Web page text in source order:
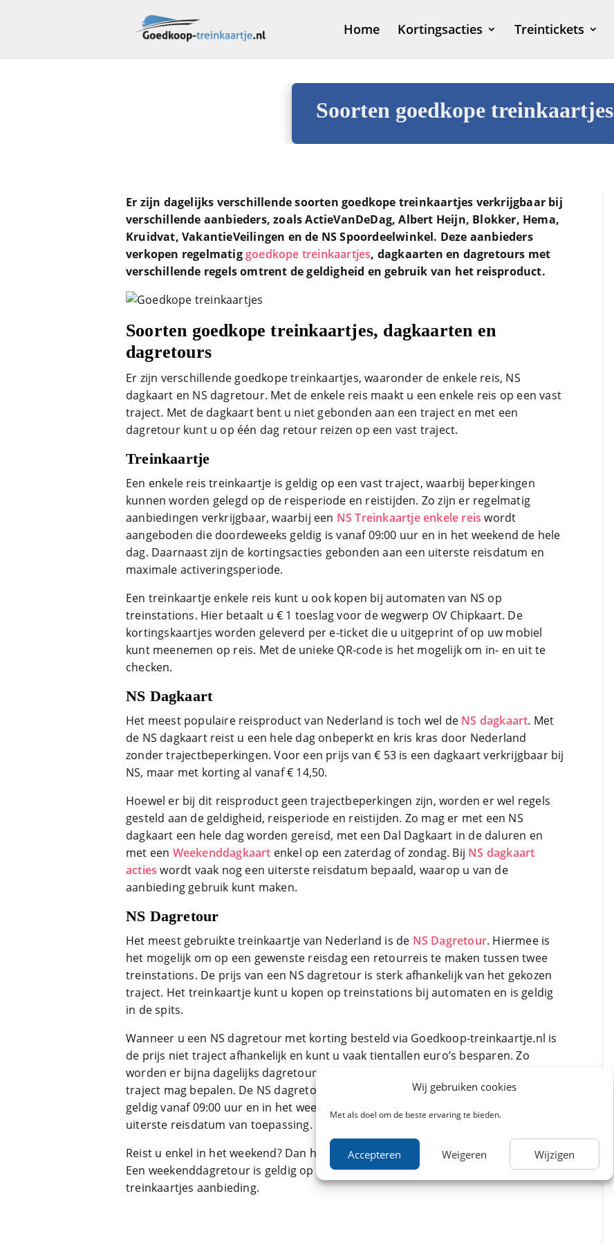
Wij gebruiken cookies
Met als doel om de beste ervaring te bieden.
Accepteren Weigeren Wijzigen
Home Kortingsacties Treintickets
Soorten goedkope treinkaartjes
Er zijn dagelijks verschillende soorten goedkope treinkaartjes verkrijgbaar bij
verschillende aanbieders, zoals ActieVanDeDag, Albert Heijn, Blokker, Hema,
Kruidvat, VakantieVeilingen en de NS Spoordeelwinkel. Deze aanbieders
verkopen regelmatig goedkope treinkaartjes, dagkaarten en dagretours met
verschillende regels omtrent de geldigheid en gebruik van het reisproduct.
Soorten goedkope treinkaartjes, dagkaarten en
dagretours
Er zijn verschillende goedkope treinkaartjes, waaronder de enkele reis, NS
dagkaart en NS dagretour. Met de enkele reis maakt u een enkele reis op een vast
traject. Met de dagkaart bent u niet gebonden aan een traject en met een
dagretour kunt u op één dag retour reizen op een vast traject.
Treinkaartje
Een enkele reis treinkaartje is geldig op een vast traject, waarbij beperkingen
kunnen worden gelegd op de reisperiode en reistijden. Zo zijn er regelmatig
aanbiedingen verkrijgbaar, waarbij een NS Treinkaartje enkele reis wordt
aangeboden die doordeweeks geldig is vanaf 09:00 uur en in het weekend de hele
dag. Daarnaast zijn de kortingsacties gebonden aan een uiterste reisdatum en
maximale activeringsperiode.
Een treinkaartje enkele reis kunt u ook kopen bij automaten van NS op
treinstations. Hier betaalt u € 1 toeslag voor de wegwerp OV Chipkaart. De
kortingskaartjes worden geleverd per e-ticket die u uitgeprint of op uw mobiel
kunt meenemen op reis. Met de unieke QR-code is het mogelijk om in- en uit te
checken.
NS Dagkaart
Het meest populaire reisproduct van Nederland is toch wel de NS dagkaart. Met
de NS dagkaart reist u een hele dag onbeperkt en kris kras door Nederland
zonder trajectbeperkingen. Voor een prijs van € 53 is een dagkaart verkrijgbaar bij
NS, maar met korting al vanaf € 14,50.
Hoewel er bij dit reisproduct geen trajectbeperkingen zijn, worden er wel regels
gesteld aan de geldigheid, reisperiode en reistijden. Zo mag er met een NS
dagkaart een hele dag worden gereisd, met een Dal Dagkaart in de daluren en
met een Weekenddagkaart enkel op een zaterdag of zondag. Bij NS dagkaart
acties wordt vaak nog een uiterste reisdatum bepaald, waarop u van de
aanbieding gebruik kunt maken.
NS Dagretour
Het meest gebruikte treinkaartje van Nederland is de NS Dagretour. Hiermee is
het mogelijk om op een gewenste reisdag een retourreis te maken tussen twee
treinstations. De prijs van een NS dagretour is sterk afhankelijk van het gekozen
traject. Het treinkaartje kunt u kopen op treinstations bij automaten en is geldig
in de spits.
Wanneer u een NS dagretour met korting besteld via Goedkoop-treinkaartje.nl is
de prijs niet traject afhankelijk en kunt u vaak tientallen euro’s besparen. Zo
worden er bijna dagelijks dagretours vanaf € 19 aangeboden, waarbij u zelf het
traject mag bepalen. De NS dagretour met korting is trajectgebonden en vaak
geldig vanaf 09:00 uur en in het weekend de hele dag. Daarnaast is er altijd een
uiterste reisdatum van toepassing.
Reist u enkel in het weekend? Dan heeft u voldoende aan eenweekenddagretour.
Een weekenddagretour is geldig op zaterdag en zondag en vaak verkrijgbaar als
treinkaartjes aanbieding.